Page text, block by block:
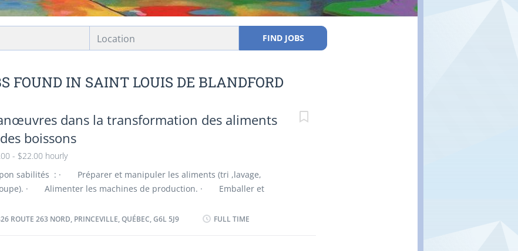
FIND JOBS
FOUND IN SAINT LOUIS DE BLANDFORD
dans la transformation des aliments
boissons
- $22.00 hourly
sabilités : · Préparer et manipuler les aliments (tri ,lavage,
· Alimenter les machines de production. · Emballer et
les normes d’hygiène et de sécurité. Qualités recherchées Fiabilité
ROUTE 263 NORD, PRINCEVILLE, QUÉBEC, G6L 5J9 FULL TIME